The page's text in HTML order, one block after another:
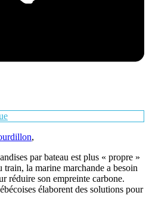
,
par bateau est plus « propre »
la marine marchande a besoin
réduire son empreinte carbone.
élaborent des solutions pour